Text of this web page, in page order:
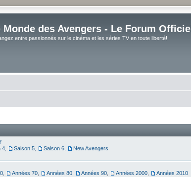
Monde des Avengers - Le Forum Officiel
entre passionnés sur le cinéma et les séries TV en toute liberté!
4 Saison 5 Saison 6 New Avengers
Années 70 Années 80 Années 90 Années 2000 Années 2010